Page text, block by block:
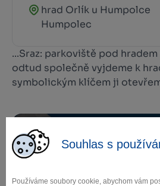
Souhlas s
Používáme soubory cookie, abychom vám
hrad Orlík u Humpolce
Humpolec
...Sraz: parkoviště pod
odtud společně vyjdeme k
symbolickým klíčem ji
Zamilujte si